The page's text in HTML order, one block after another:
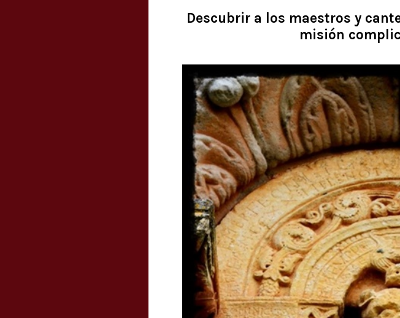
Descubrir a los maestros y
misión